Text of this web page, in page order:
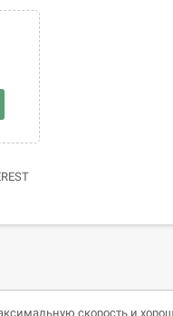
скорость и